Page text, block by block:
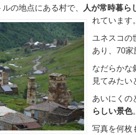
の地点にある村で、 人が常時暮ら
れています。
ユネスコの
あり、70家
なだらかな
見てみたい
あいにくの
らしい景色。
写真を何枚